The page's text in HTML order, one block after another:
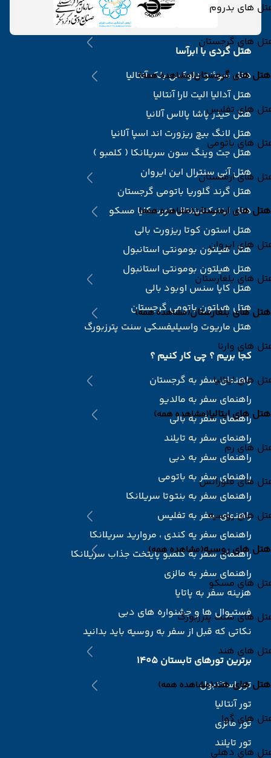
های بدروم
های گرجستان
هتل های گرجستان(مشاهده همه)
های تفلیس
های باتومی
های ارمنستان
هتل های ارمنستان(مشاهده همه)
های ایروان
های بلغارستان
هتل های بلغارستان(مشاهده همه)
های وارنا
های ایتالیا
هتل های ایتالیا(مشاهده همه)
های رم
های فلورانس
های روسیه
هتل های روسیه(مشاهده همه)
های مسکو
های سنت پترزبورگ
های هند
هتل های هند(مشاهده همه)
های گوا
های دهلی
هتل گردی با ابرآسا
هتل سوئنو دلوکس بلک آنتالیا
هتل آدالیا الیت لارا آنتالیا
هتل حیدر پاشا پالاس آلانیا
هتل لانگ بیچ ریزورت اند اسپا آلانیا
هتل جت وینگ سون سریلانکا ( کلمبو )
هتل آنی سنترال این ایروان
هتل گرند گلوریا باتومی گرجستان
هتل اینترکنتیننتال تورسکایا مسکو
هتل استون کوتا ریزورت بالی
هتل هیلتون بومونتی استانبول
هتل هیلتون بومونتی استانبول
هتل کاپا سنس اوبود بالی
هتل هیلتون باتومی گرجستان
هتل ماریوت واسیلیفسکی سنت پترزبورگ
کجا بریم ؟ چی کار کنیم ؟
راهنمای سفر به گرجستان
راهنمای سفر به مالدیو
راهنمای سفر به بالی
راهنمای سفر به تایلند
راهنمای سفر به دبی
راهنمای سفر به باتومی
راهنمای سفر به بنتوتا سریلانکا
راهنمای سفر به تفلیس
راهنمای سفر یه کندی ، مروارید سریلانکا
راهنمای سفر به کلمبو پایتخت جذاب سریلانکا
راهنمای سفر به مالزی
هزینه سفر به پاتایا
فستیوال ها و جشنواره های دبی
نکاتی که قبل از سفر به روسیه باید بدانید
برترین تورهای تابستان 1405
تور استانبول
تور آنتالیا
تور مالزی
تور تایلند